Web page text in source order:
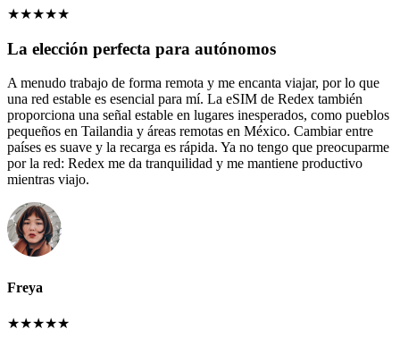
★★★★★
La elección perfecta para autónomos
A menudo trabajo de forma remota y me encanta viajar, por lo que
una red estable es esencial para mí. La eSIM de Redex también
proporciona una señal estable en lugares inesperados, como pueblos
pequeños en Tailandia y áreas remotas en México. Cambiar entre
países es suave y la recarga es rápida. Ya no tengo que preocuparme
por la red: Redex me da tranquilidad y me mantiene productivo
mientras viajo.
Freya
★★★★★